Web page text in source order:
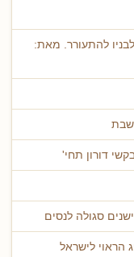
להתעורר. מאת:
דורון תחי'
סגולה לנסים
הראוי לישראל